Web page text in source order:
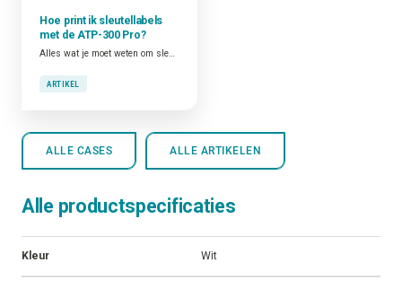
Hoe print ik sleutellabels
met de ATP-300 Pro?
ARTIKEL
ALLE CASES ALLE ARTIKELEN
Alle productspecificaties
Kleur Wit